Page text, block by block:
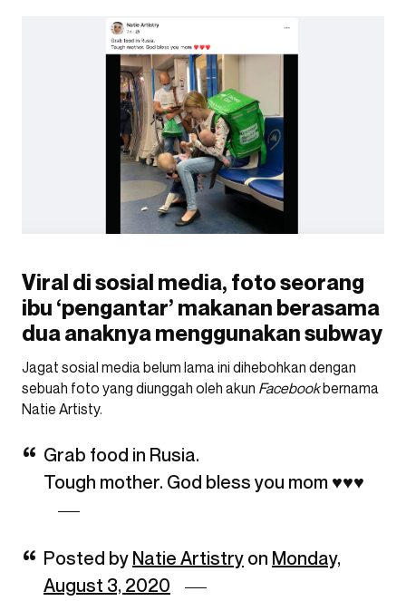
Viral di sosial media, foto seorang
ibu ‘pengantar’ makanan berasama
dua anaknya menggunakan subway
Jagat sosial media belum lama ini dihebohkan dengan
sebuah foto yang diunggah oleh akun Facebookbernama
Natie Artisty.
Grab food in Rusia.
Tough mother. God bless you mom ♥️♥️♥️
Posted by Natie Artistry on Monday,
August 3, 2020